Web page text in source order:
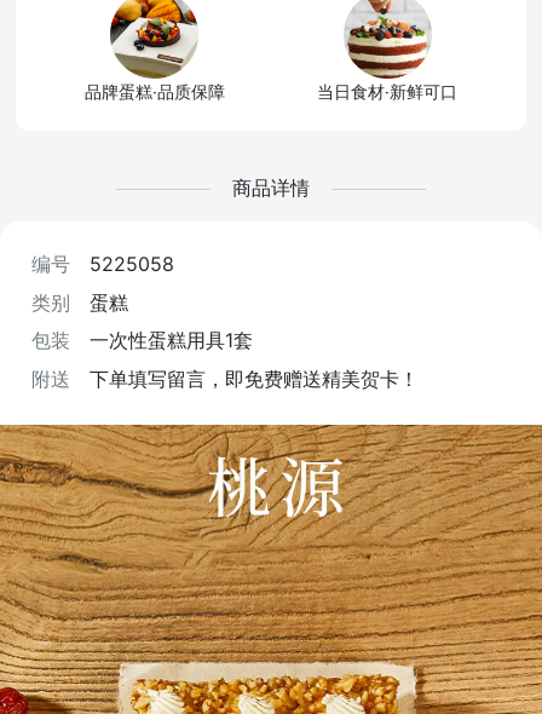
品牌蛋糕·品质保障 当日食材·新鲜可口
商品详情
编号
5225058
类别
蛋糕
包装
一次性蛋糕用具1套
附送
下单填写留言，即免费赠送精美贺卡！